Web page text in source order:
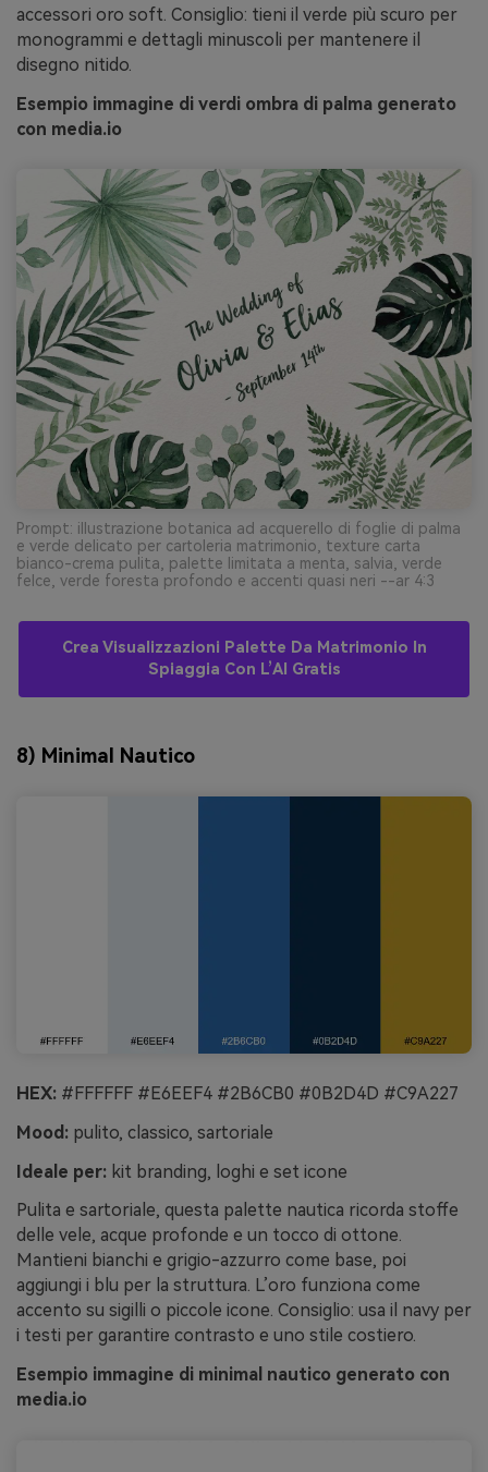
accessori oro soft. Consiglio: tieni il verde più scuro per
monogrammi e dettagli minuscoli per mantenere il
disegno nitido.
Esempio immagine di verdi ombra di palma generato
con media.io
Prompt: illustrazione botanica ad acquerello di foglie di palma
e verde delicato per cartoleria matrimonio, texture carta
bianco-crema pulita, palette limitata a menta, salvia, verde
felce, verde foresta profondo e accenti quasi neri --ar 4:3
Crea Visualizzazioni Palette Da Matrimonio In
Spiaggia Con L’AI Gratis
8) Minimal Nautico
HEX: #FFFFFF #E6EEF4 #2B6CB0 #0B2D4D #C9A227
Mood: pulito, classico, sartoriale
Ideale per: kit branding, loghi e set icone
Pulita e sartoriale, questa palette nautica ricorda stoffe
delle vele, acque profonde e un tocco di ottone.
Mantieni bianchi e grigio-azzurro come base, poi
aggiungi i blu per la struttura. L’oro funziona come
accento su sigilli o piccole icone. Consiglio: usa il navy per
i testi per garantire contrasto e uno stile costiero.
Esempio immagine di minimal nautico generato con
media.io